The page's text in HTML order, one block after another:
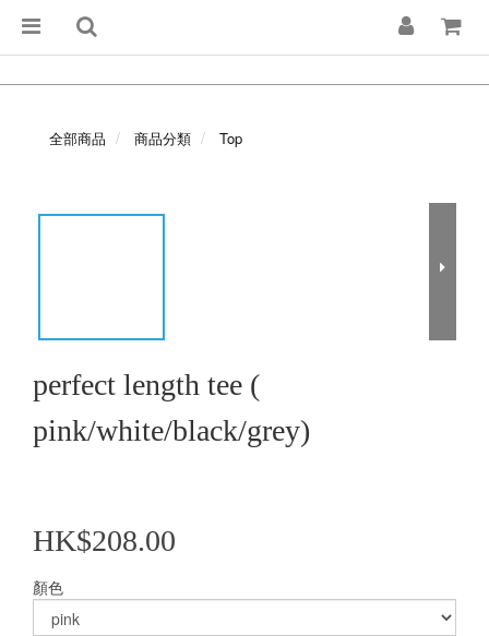
全部商品 商品分類 Top
perfect length tee (
pink/white/black/grey)
HK$208.00
顏色